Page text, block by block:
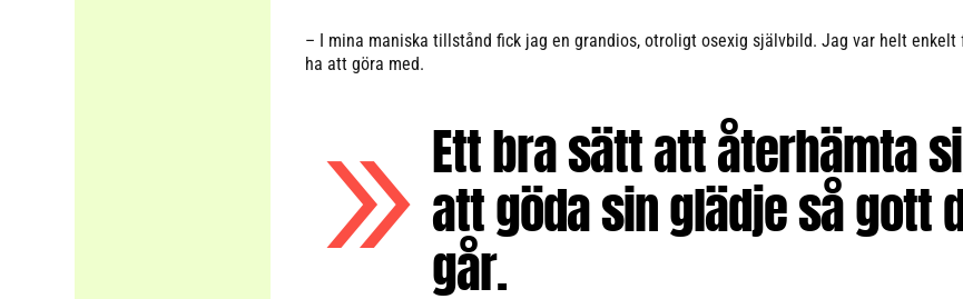
– I mina maniska tillstånd fick jag en grandios, otroligt osexig självbild. Jag var helt enkelt
ha att göra med.
Ett bra sätt att återhämta
att göda sin glädje så gott
går.